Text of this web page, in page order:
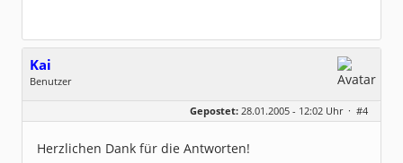
Kai
Benutzer
Dabei seit:
10 / 2004
Gepostet: 28.01.2005 - 12:02 Uhr · #4
Herzlichen Dank für die Antworten!